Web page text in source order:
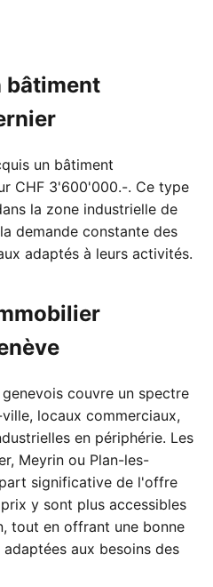
bâtiment
un bâtiment
CHF 3'600'000.-. Ce type
la zone industrielle de
demande constante des
adaptés à leurs activités.
couvre un spectre
locaux commerciaux,
en périphérie. Les
Meyrin ou Plan-les-
significative de l'offre
y sont plus accessibles
tout en offrant une bonne
aux besoins des